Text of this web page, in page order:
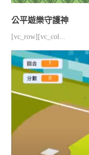
公平遊樂守護神
[vc_row][vc_col...